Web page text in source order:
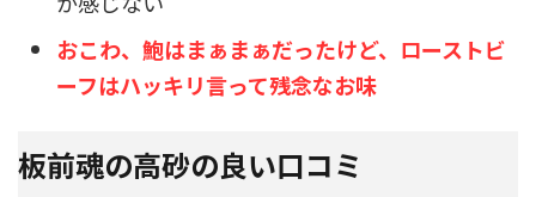
おこわ、鮑はまぁまぁだったけど、ローストビ
ーフはハッキリ言って残念なお味
板前魂の高砂の良い口コミ